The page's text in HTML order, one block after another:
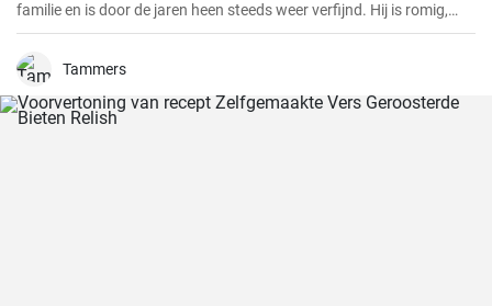
familie en is door de jaren heen steeds weer verfijnd. Hij is romig,
smaakvol en gewoonweg heerlijk. De saus is perfect als dip,
ik zeggen dat dit recept altijd een succes is.
Tammers